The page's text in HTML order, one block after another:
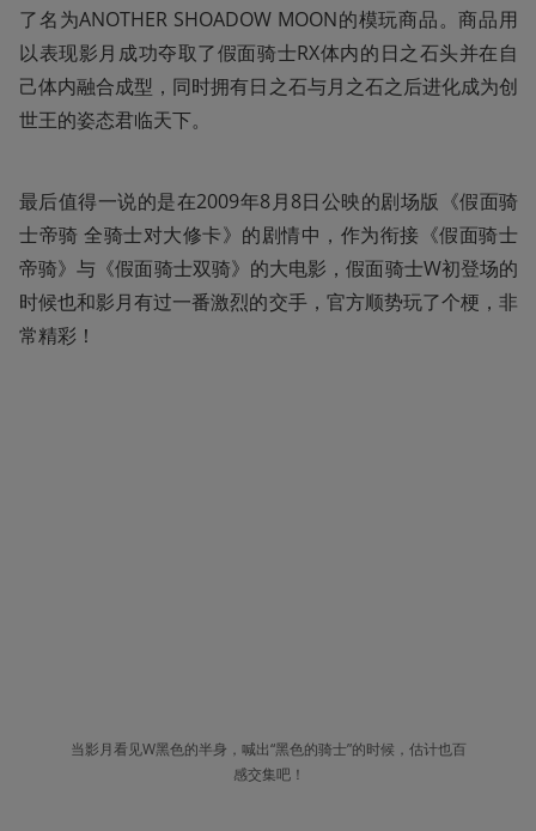
了名为ANOTHER SHOADOW MOON的模玩商品。商品用
以表现影月成功夺取了假面骑士RX体内的日之石头并在自
己体内融合成型，同时拥有日之石与月之石之后进化成为创
世王的姿态君临天下。
最后值得一说的是在2009年8月8日公映的剧场版《假面骑
士帝骑 全骑士对大修卡》的剧情中，作为衔接《假面骑士
帝骑》与《假面骑士双骑》的大电影，假面骑士W初登场的
时候也和影月有过一番激烈的交手，官方顺势玩了个梗，非
常精彩！
当影月看见W黑色的半身，喊出“黑色的骑士”的时候，估计也百
感交集吧！